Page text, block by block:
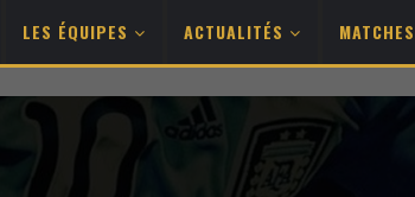
LES ÉQUIPES ACTUALITÉS